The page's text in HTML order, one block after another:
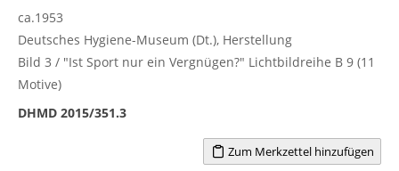
ca.1953
Deutsches Hygiene-Museum (Dt.), Herstellung
Bild 3 / "Ist Sport nur ein Vergnügen?" Lichtbildreihe B 9 (11
Motive)
DHMD 2015/351.3
Zum Merkzettel hinzufügen